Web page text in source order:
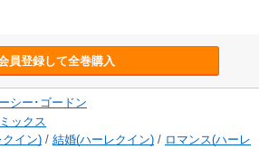
員登録して全巻購入
シー･ゴードン
ックス
イン) / 結婚(ハーレクイン) / ロマンス(ハーレ